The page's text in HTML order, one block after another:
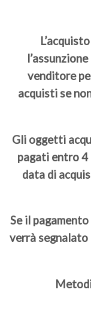
venditore
acquisti se
Gli oggetti
pagati entro
data di
Se il
verrà segnalato